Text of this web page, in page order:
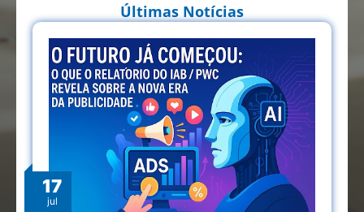
Últimas Notícias
17
jul